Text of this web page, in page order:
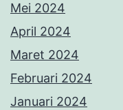
Mei 2024
April 2024
Maret 2024
Februari 2024
Januari 2024